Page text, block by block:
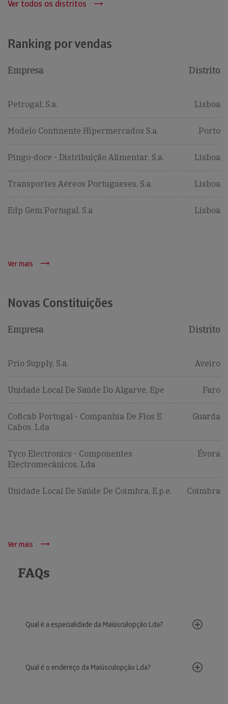
Ver todos os distritos
Ranking por vendas
Empresa Distrito
Petrogal, S.a. Lisboa
Modelo Continente Hipermercados S.a. Porto
Pingo-doce - Distribuição Alimentar, S.a. Lisboa
Transportes Aéreos Portugueses, S.a. Lisboa
Edp Gem Portugal, S.a Lisboa
Ver mais
Novas Constituições
Empresa Distrito
Prio Supply, S.a. Aveiro
Unidade Local De Saúde Do Algarve, Epe Faro
Coficab Portugal - Companhia De Fios E
Cabos, Lda
Guarda
Tyco Electronics - Componentes
Electromecânicos, Lda
Évora
Unidade Local De Saúde De Coimbra, E.p.e. Coimbra
Ver mais
FAQs
Qual é a especialidade da Maiúsculopção Lda?
Qual é o endereço da Maiúsculopção Lda?